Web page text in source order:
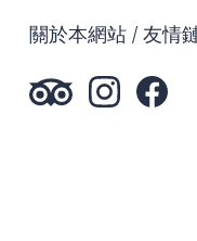
關於本網站 友情